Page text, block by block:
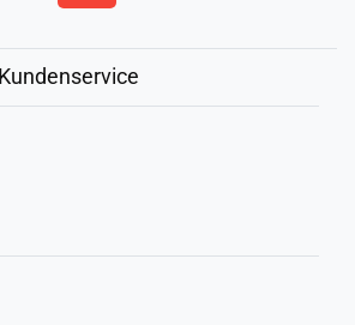
Kundenservice